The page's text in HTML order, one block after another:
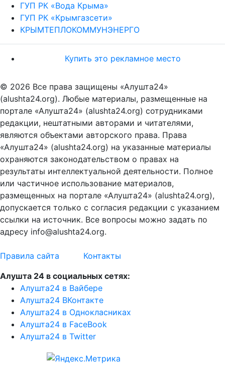
ГУП РК «Вода Крыма»
ГУП РК «Крымгазсети»
КРЫМТЕПЛОКОММУНЭНЕРГО
Купить это рекламное место
© 2026 Все права защищены «Алушта24»
(alushta24.org). Любые материалы, размещенные на
портале «Алушта24» (alushta24.org) сотрудниками
редакции, нештатными авторами и читателями,
являются объектами авторского права. Права
«Алушта24» (alushta24.org) на указанные материалы
охраняются законодательством о правах на
результаты интеллектуальной деятельности. Полное
или частичное использование материалов,
размещенных на портале «Алушта24» (alushta24.org),
допускается только с согласия редакции с указанием
ссылки на источник. Все вопросы можно задать по
адресу info@alushta24.org.
Правила сайта
Контакты
Алушта 24 в социальных сетях:
Алушта24 в Вайбере
Алушта24 ВКонтакте
Алушта24 в Однокласниках
Алушта24 в FaceBook
Алушта24 в Twitter